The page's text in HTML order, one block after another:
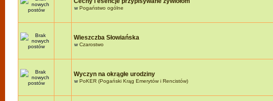
wPogaństwo ogólne
Wieszczba Słowiańska
wCzarostwo
Wyczyn na okrągłe urodziny
wPoKER (Pogański Krąg Emerytów i Rencistów)